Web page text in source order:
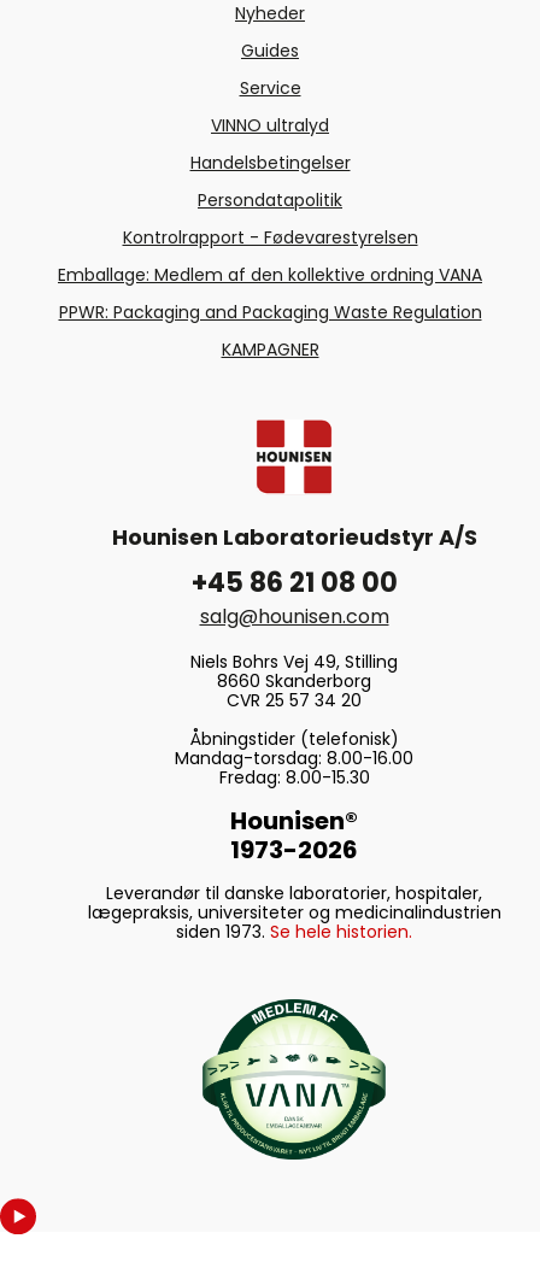
Nyheder
Guides
Service
VINNO ultralyd
Handelsbetingelser
Persondatapolitik
Kontrolrapport - Fødevarestyrelsen
Emballage: Medlem af den kollektive ordning VANA
PPWR: Packaging and Packaging Waste Regulation
KAMPAGNER
Hounisen Laboratorieudstyr A/S
+45 86 21 08 00
salg@hounisen.com
Niels Bohrs Vej 49, Stilling
8660 Skanderborg
CVR 25 57 34 20
Åbningstider (telefonisk)
Mandag-torsdag: 8.00-16.00
Fredag: 8.00-15.30
Hounisen®
1973-2026
Leverandør til danske laboratorier, hospitaler,
lægepraksis, universiteter og medicinalindustrien
siden 1973. Se hele historien.